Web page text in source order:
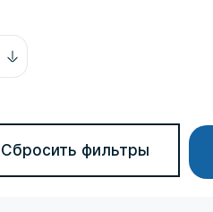
Сбросить фильтры